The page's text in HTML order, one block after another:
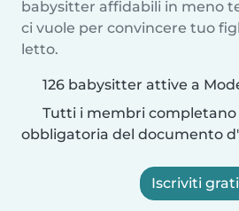
babysitter affidabili in meno
ci vuole per convincere tuo
letto.
126 babysitter attive a
Tutti i membri completano
obbligatoria del documento
Iscriviti